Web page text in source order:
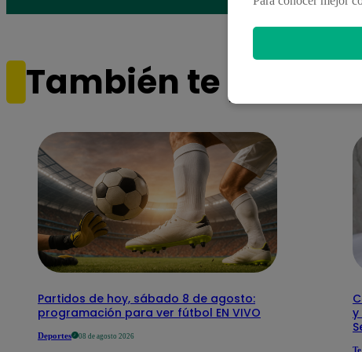
También te puede
Partidos de hoy, sábado 8 de agosto:
programación para ver fútbol EN VIVO
Deportes 08 de agosto 2026
y